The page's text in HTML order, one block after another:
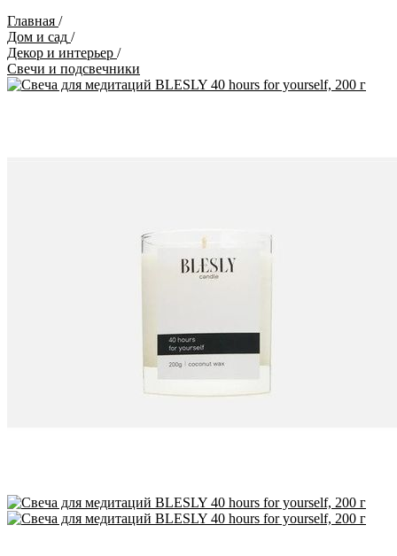
Главная /
Дом и сад /
Декор и интерьер /
Свечи и подсвечники